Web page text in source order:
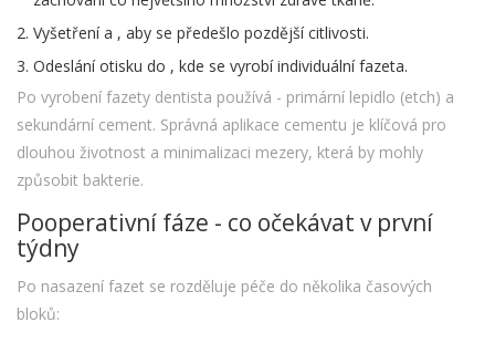
Vyšetřenía , aby se předešlo pozdější citlivosti.
Odeslání otisku do , kde se vyrobí individuální fazeta.
Po vyrobení fazety dentista používá - primární lepidlo (etch) a
sekundární cement. Správná aplikace cementu je klíčová pro
dlouhou životnost a minimalizaci mezery, která by mohly
způsobit bakterie.
Pooperativní fáze - co očekávat v první
týdny
Po nasazení fazet se rozděluje péče do několika časových
bloků: